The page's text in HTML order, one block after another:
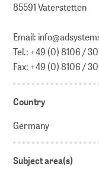
85591 Vaterstetten
Email:
Tel.: +49 (0) 8106 /
Fax: +49 (0) 8106 /
Country
Germany
Subject area(s)